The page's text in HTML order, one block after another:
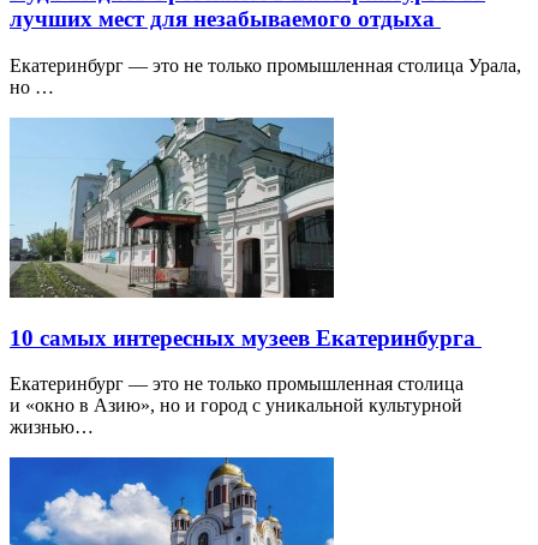
лучших мест для незабываемого отдыха
Екатеринбург — это не только промышленная столица Урала,
но …
10 самых интересных музеев Екатеринбурга
Екатеринбург — это не только промышленная столица
и «окно в Азию», но и город с уникальной культурной
жизнью…